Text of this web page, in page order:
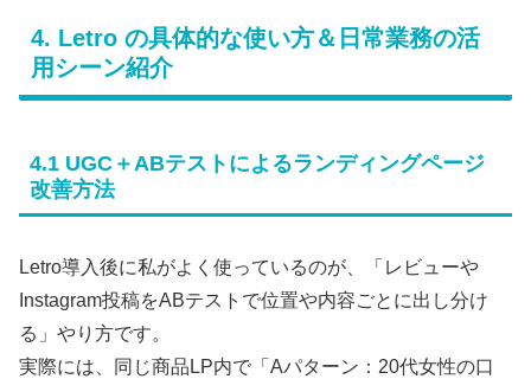
4. Letro の具体的な使い方＆日常業務の活
用シーン紹介
4.1 UGC＋ABテストによるランディングページ
改善方法
Letro導入後に私がよく使っているのが、「レビューや
Instagram投稿をABテストで位置や内容ごとに出し分け
る」やり方です。
実際には、同じ商品LP内で「Aパターン：20代女性の口